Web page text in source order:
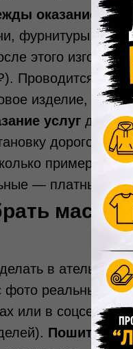
оказание услуг
фурнитуры.
этого
Проводится
изделие,
услуг для
дорогой
примерок
— платные.
в ателье или
фото реальных
или в соцсетях,
Пошить